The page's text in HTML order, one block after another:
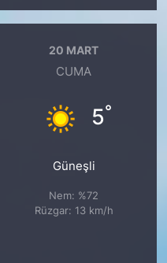
20 MART
CUMA
5°
Güneşli
Nem: %72
Rüzgar: 13 km/h